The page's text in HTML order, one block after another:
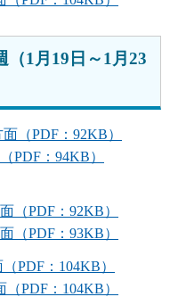
（1月19日～1月23
（PDF：92KB）
：94KB）
PDF：92KB）
PDF：93KB）
PDF：104KB）
PDF：104KB）